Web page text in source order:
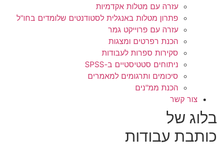
עזרה עם מטלות אקדמיות
פתרון מטלות באנגלית לסטודנטים שלומדים בחו"ל
עזרה עם פרוייקט גמר
הכנת רפרטים ומצגות
סקירות ספרות לעבודות
ניתוחים סטטיסטיים ב-SPSS
סיכומים ותרגומים למאמרים
הכנת ממ"נים
צור קשר
בלוג של
כותבת עבודות